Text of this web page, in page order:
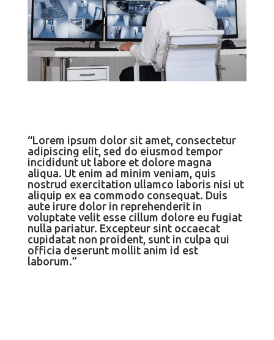
“Lorem ipsum dolor sit amet, consectetur
adipiscing elit, sed do eiusmod tempor
incididunt ut labore et dolore magna
aliqua. Ut enim ad minim veniam, quis
nostrud exercitation ullamco laboris nisi ut
aliquip ex ea commodo consequat. Duis
aute irure dolor in reprehenderit in
voluptate velit esse cillum dolore eu fugiat
nulla pariatur. Excepteur sint occaecat
cupidatat non proident, sunt in culpa qui
officia deserunt mollit anim id est
laborum.”